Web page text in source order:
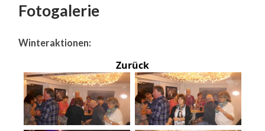
Fotogalerie
Winteraktionen:
Zurück